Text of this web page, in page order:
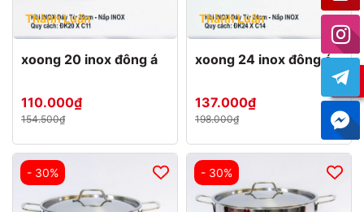
Thành Luân
xoong 20 inox đông á
110.000₫
154.500₫
Thành Luân
xoong 24 inox đông á
137.000₫
198.000₫
- 30% - 30%